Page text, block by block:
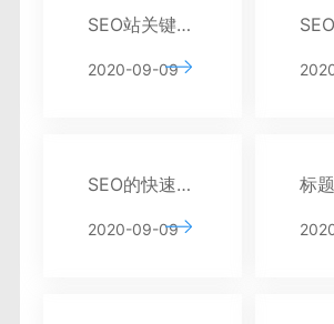
SEO站关键词选择的基本原则
2020-09-09
SEO的快速安排原则分析
2020-09-09